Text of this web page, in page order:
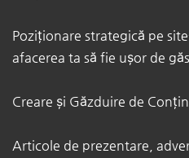
Poziționare strategică pe
afacerea ta să fie ușor de
Creare și Găzduire de
Articole de prezentare,